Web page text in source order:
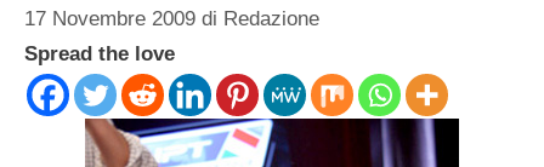
17 Novembre 2009 di Redazione
Spread the love